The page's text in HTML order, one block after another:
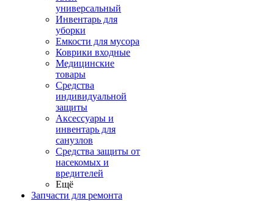
универсальный
Инвентарь для
уборки
Емкости для мусора
Коврики входные
Медицинские
товары
Средства
индивидуальной
защиты
Аксессуары и
инвентарь для
санузлов
Средства защиты от
насекомых и
вредителей
Ещё
Запчасти для ремонта